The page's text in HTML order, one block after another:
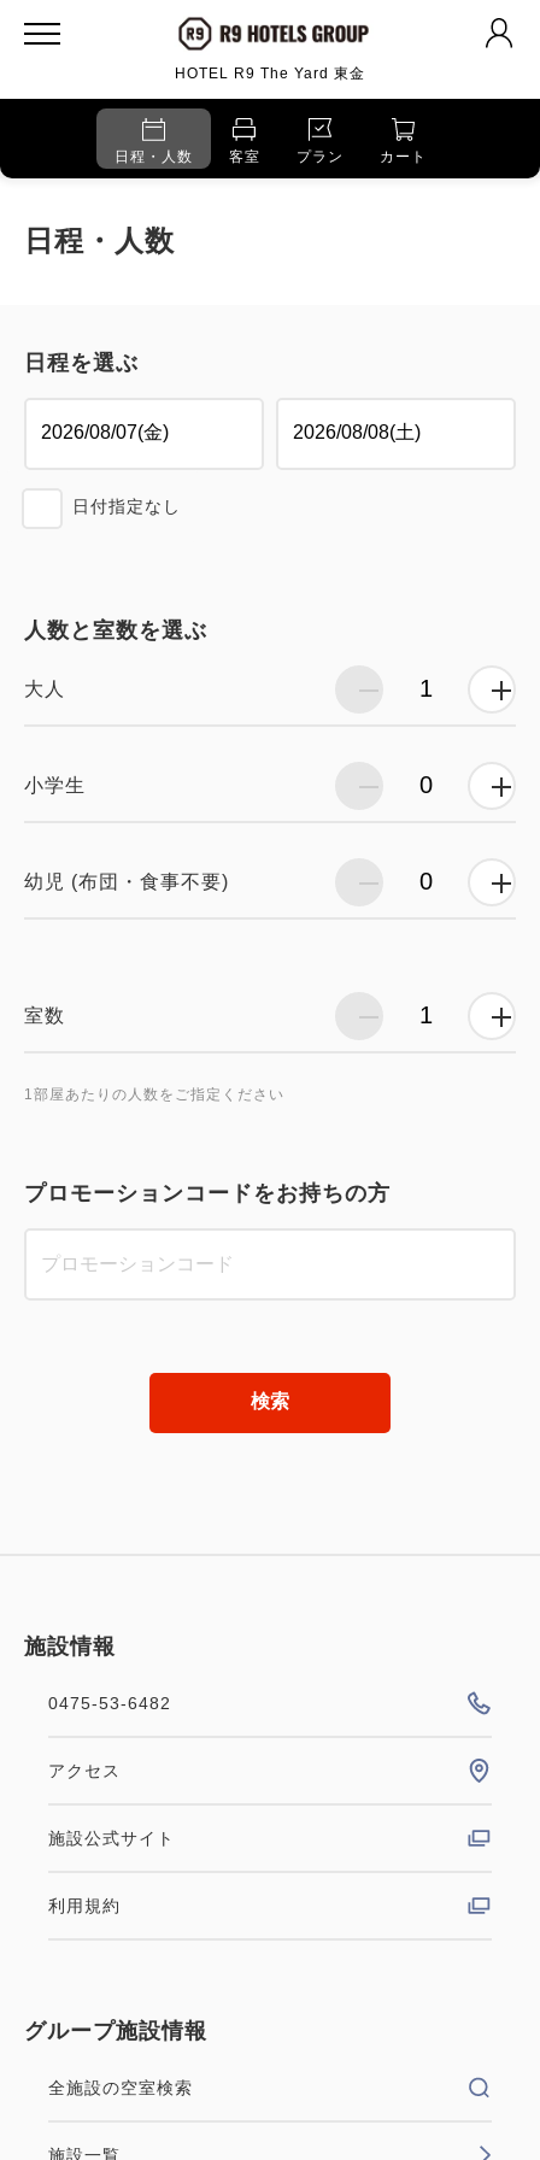
HOTEL R9 The Yard 東金
日程・人数 客室 プラン カート
日程・人数
日程を選ぶ
日付指定なし
人数と室数を選ぶ
大人
小学生
幼児 (布団・食事不要)
室数
1部屋あたりの人数をご指定ください
プロモーションコードをお持ちの方
検索
施設情報
0475-53-6482
アクセス
施設公式サイト
利用規約
グループ施設情報
全施設の空室検索
施設一覧